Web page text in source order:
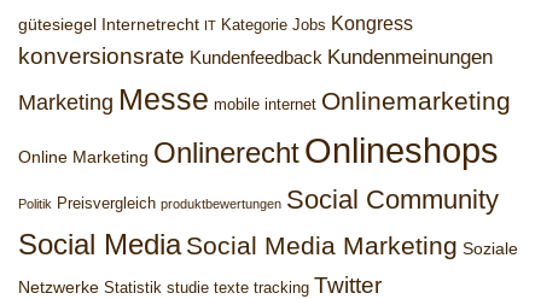
gütesiegel Internetrecht IT Kategorie Jobs Kongress
konversionsrate Kundenfeedback Kundenmeinungen
Marketing Messe mobile internet Onlinemarketing
Online Marketing OnlinerechtOnlineshops
Politik Preisvergleich produktbewertungen Social Community
Social Media Social Media Marketing Soziale
Netzwerke Statistik studie texte tracking Twitter